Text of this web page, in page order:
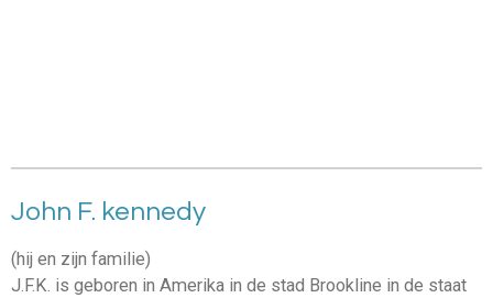
John F. kennedy
(hij en zijn familie)
J.F.K. is geboren in Amerika in de stad Brookline in de staat